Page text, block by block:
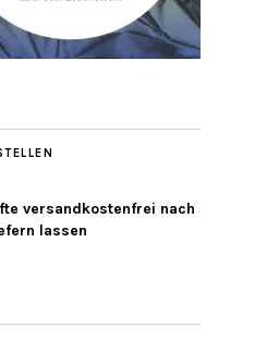
versandkostenfrei nach
lassen